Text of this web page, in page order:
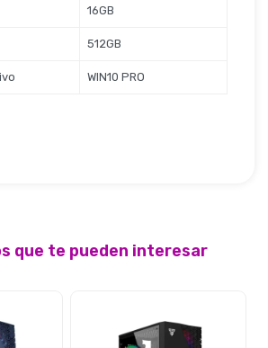
16GB
512GB
WIN10 PRO
que te pueden interesar